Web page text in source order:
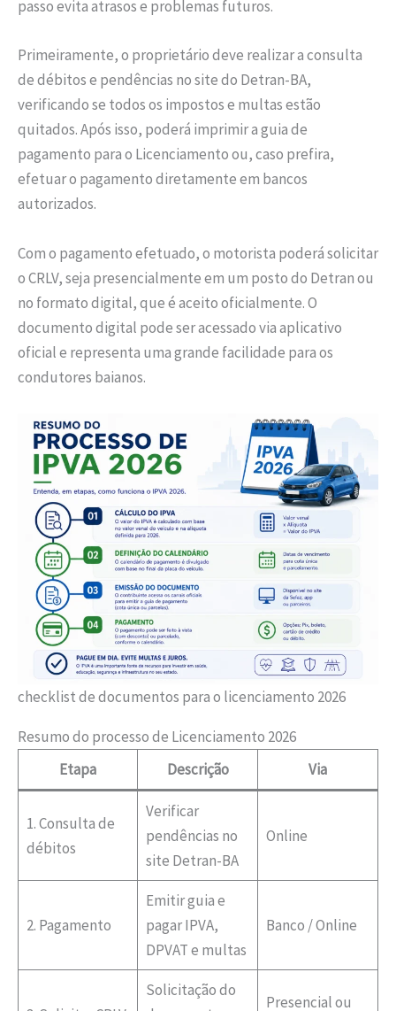
passo evita atrasos e problemas futuros.
Primeiramente, o proprietário deve realizar a consulta
de débitos e pendências no site do Detran-BA,
verificando se todos os impostos e multas estão
quitados. Após isso, poderá imprimir a guia de
pagamento para o Licenciamento ou, caso prefira,
efetuar o pagamento diretamente em bancos
autorizados.
Com o pagamento efetuado, o motorista poderá solicitar
o CRLV, seja presencialmente em um posto do Detran ou
no formato digital, que é aceito oficialmente. O
documento digital pode ser acessado via aplicativo
oficial e representa uma grande facilidade para os
condutores baianos.
checklist de documentos para o licenciamento 2026
Resumo do processo de Licenciamento 2026
Etapa
Descrição Via
1. Consulta de
débitos
Verificar
pendências no
site Detran-BA
Online
2. Pagamento
Emitir guia e
pagar IPVA,
DPVAT e multas
Banco / Online
Solicitação do
Presencial ou